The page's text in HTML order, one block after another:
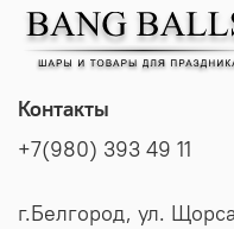
Контакты
+7(980) 393 49 11
г.Белгород, ул.